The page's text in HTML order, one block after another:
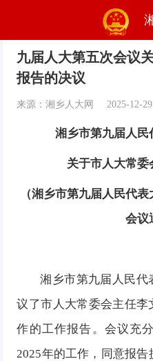
九届人大第五次会议
报告的决议
来源：湘乡人大网 2025-12-
湘乡市第九届人民
关于市人大常委
（湘乡市第九届人民代
会议
湘乡市第九届人民代
议了市人大常委会主任
作的工作报告。会议充
2025年的工作，同意报